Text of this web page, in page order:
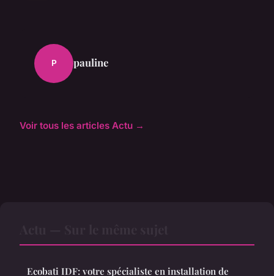
P pauline
Voir tous les articles Actu →
Ecobati IDF: votre spécialiste en installation de